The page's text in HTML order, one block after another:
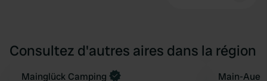
Consultez d'autres aires dans la région
Reserve maintenant
Mainglück Camping Main-Aue